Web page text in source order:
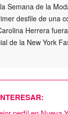
Semana de la
desfile de una
Herrera
de la New York